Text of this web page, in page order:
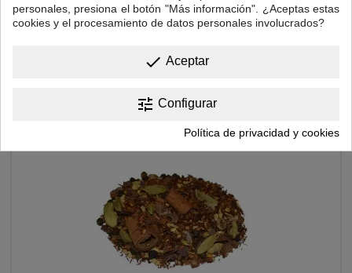
Precio
6,00 €
personales, presiona el botón "Más información". ¿Aceptas estas
cookies y el procesamiento de datos personales involucrados?
done Aceptar
tune Configurar
Política de privacidad y cookies